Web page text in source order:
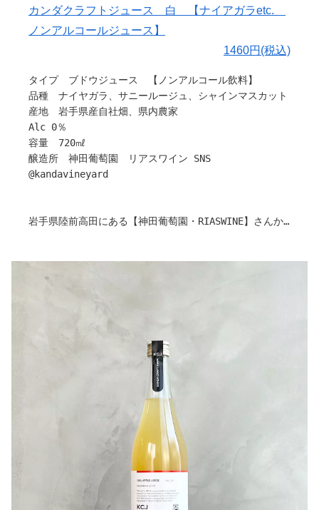
〇味わい
いを感じていただけます。
食前の乾杯にぴったり、チーズ、ハムなど軽い食事にも寄
り添います。
阿部農園の中核を表すノンアルコールぶどうジュースで
す。
〇阿部農園について
毎年太陽の光をたっぷりとあびて、月夜の風を受けて、雨
私達の手入れに応じて、いつも素晴らしい実りを授けてく
れます。
もらいました。
収穫を分かち合うすべてのみなさまに届けられる形をつく
りたいと考え、大切に果実の個性を伸ばすため、特別に輸
送、加工の専門チームの協力を得て製作しました。
ジャケットは一つ一つ気持ちをこめて一筆づつ手書きをし
くだもの造りの先人たちや出会ったみんなにリスペクトと
ここから毎年の個性を良さ、季節の果実の驚きや、収穫の
喜びをつたえたいとおもいます。
果樹園芸家14代目 阿部健太郎
カンダクラフトジュース 白 【ナイアガラetc.
ノンアルコールジュース】
1460円(税込)
タイプ ブドウジュース 【ノンアルコール飲料】
品種 ナイヤガラ、サニールージュ、シャインマスカット
産地 岩手県産自社畑、県内農家
Alc 0％
容量 720㎖
醸造所 神田葡萄園 リアスワイン SNS
@kandavineyard
岩手県陸前高田にある【神田葡萄園・RIASWINE】さんか
〇カンダクラフトジュースとは・・・
自社畑の原料と岩手県内の信頼できる生産者の果実を用い
100％果汁でシンプルながらも果実の味わいが素直に感じ
られる事を大事にし、大量生産はせず手の届く生産量のみ
〇コンセプトについて
醸造家がワインやお酒が苦手な方のために造る、食卓を楽